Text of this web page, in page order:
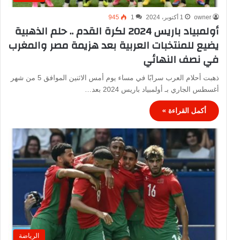
owner 1 أكتوبر، 2024 1
945
أولمبياد باريس 2024 لكرة القدم .. حلم الذهبية
يضيع للمنتخبات العربية بعد هزيمة مصر والمغرب
في نصف النهائي
ذهبت أحلام العرب سرابًا في مساء يوم أمس الاثنين الموافق 5 من شهر
أغسطس الجاري بـ أولمبياد باريس 2024 بعد…
أكمل القراءة »
الرياضة